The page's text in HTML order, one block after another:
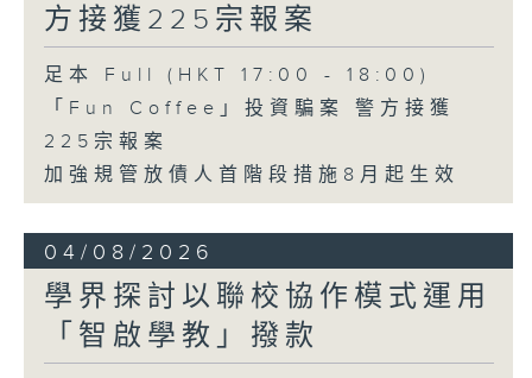
方接獲225宗報案
足本 Full (HKT 17:00 - 18:00)
「Fun Coffee」投資騙案 警方接獲
225宗報案
加強規管放債人首階段措施8月起生效
04/08/2026
學界探討以聯校協作模式運用
「智啟學教」撥款